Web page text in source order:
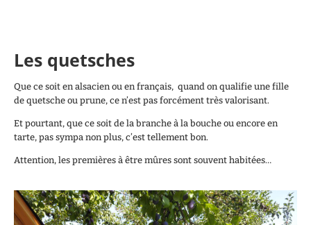
Les quetsches
Que ce soit en alsacien ou en français, quand on qualifie une fille
de quetsche ou prune, ce n’est pas forcément très valorisant.
Et pourtant, que ce soit de la branche à la bouche ou encore en
tarte, pas sympa non plus, c’est tellement bon.
Attention, les premières à être mûres sont souvent habitées…